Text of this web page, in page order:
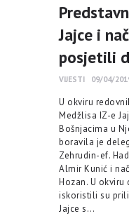
Jajce i
posjetili
VIJESTI 09/04/
U okviru
Medžlisa IZ-e
Bošnjacima u
boravila je
Zehrudin-ef.
Almir Kunić i
Hozan. U okviru
iskoristili su
Jajce s…